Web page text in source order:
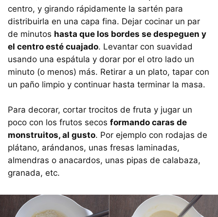
centro, y girando rápidamente la sartén para
distribuirla en una capa fina. Dejar cocinar un par
de minutos hasta que los bordes se despeguen y
el centro esté cuajado. Levantar con suavidad
usando una espátula y dorar por el otro lado un
minuto (o menos) más. Retirar a un plato, tapar con
un paño limpio y continuar hasta terminar la masa.
Para decorar, cortar trocitos de fruta y jugar un
poco con los frutos secos formando caras de
monstruitos, al gusto. Por ejemplo con rodajas de
plátano, arándanos, unas fresas laminadas,
almendras o anacardos, unas pipas de calabaza,
granada, etc.